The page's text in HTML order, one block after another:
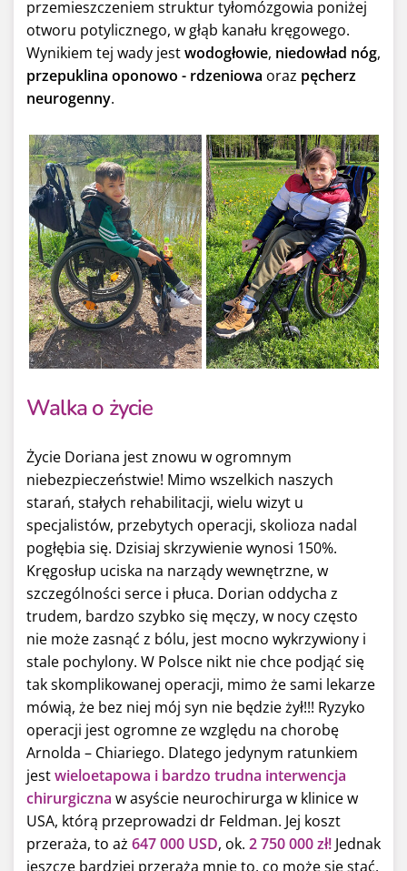
przemieszczeniem struktur tyłomózgowia poniżej
otworu potylicznego, w głąb kanału kręgowego.
Wynikiem tej wady jestwodogłowie, niedowład nóg,
przepuklina oponowo - rdzeniowa oraz pęcherz
neurogenny.
Walka o życie
Życie Doriana jest znowu w ogromnym
niebezpieczeństwie! Mimo wszelkich naszych
starań, stałych rehabilitacji, wielu wizyt u
specjalistów, przebytych operacji, skolioza nadal
pogłębia się. Dzisiaj skrzywienie wynosi 150%.
Kręgosłup uciska na narządy wewnętrzne, w
szczególności serce i płuca. Dorian oddycha z
trudem, bardzo szybko się męczy, w nocy często
nie może zasnąć z bólu, jest mocno wykrzywiony i
stale pochylony. W Polsce nikt nie chce podjąć się
tak skomplikowanej operacji, mimo że sami lekarze
mówią, że bez niej mój syn nie będzie żył!!! Ryzyko
operacji jest ogromne ze względu na chorobę
Arnolda – Chiariego. Dlatego jedynym ratunkiem
jestwieloetapowa i bardzo trudna interwencja
chirurgiczna w asyście neurochirurga w klinice w
USA, którą przeprowadzi dr Feldman. Jej koszt
przeraża, to aż 647 000 USD, ok. 2 750 000 zł! Jednak
jeszcze bardziej przeraża mnie to, co może się stać,